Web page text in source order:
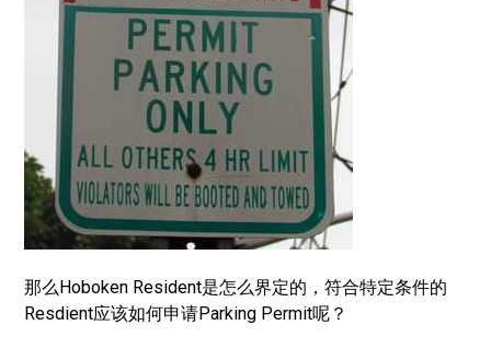
那么Hoboken Resident是怎么界定的，符合特定条件的
Resdient应该如何申请Parking Permit呢？